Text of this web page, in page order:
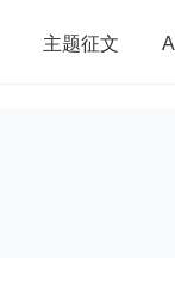
主题征文 AI